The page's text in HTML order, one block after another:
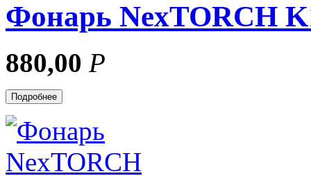
Фонарь NexTORCH
880,00 Р
Подробнее